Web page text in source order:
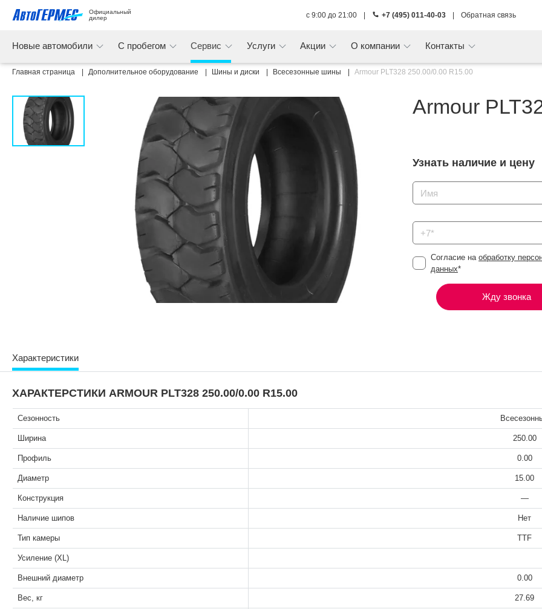
Официальный
дилер
с 9:00 до 21:00 +7 (495) 011-40-03 Обратная связь
Новые автомобили С пробегом Сервис Услуги Акции О компании Контакты
Главная страница Дополнительное оборудование Шины и диски Всесезонные шины Armour PLT328 250.00/0.00 R15.00
Armour
Узнать наличие и цену
Согласие на обработку
данных*
Жду звонка
Характеристики
ХАРАКТЕРСТИКИ ARMOUR PLT328 250.00/0.00 R15.00
Сезонность
Ширина 250.00
Профиль 0.00
Диаметр 15.00
Конструкция —
Наличие шипов Нет
Тип камеры TTF
Усиление (XL)
Внешний диаметр 0.00
Вес, кг 27.69